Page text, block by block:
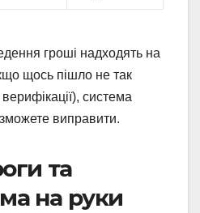
гроші надходять на
щось пішло не так
система
виправити.
та
на руки